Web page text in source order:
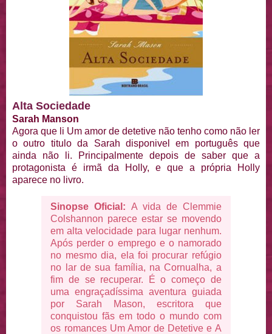
Alta Sociedade
Sarah Manson
Agora que li Um amor de detetive não tenho como não ler
o outro titulo da Sarah disponivel em português que
ainda não li. Principalmente depois de saber que a
protagonista é irmã da Holly, e que a própria Holly
aparece no livro.
Sinopse Oficial:A vida de Clemmie
Colshannon parece estar se movendo
em alta velocidade para lugar nenhum.
Após perder o emprego e o namorado
no mesmo dia, ela foi procurar refúgio
no lar de sua família, na Cornualha, a
fim de se recuperar. É o começo de
uma engraçadíssima aventura guiada
por Sarah Mason, escritora que
conquistou fãs em todo o mundo com
os romances Um Amor de Detetive e A